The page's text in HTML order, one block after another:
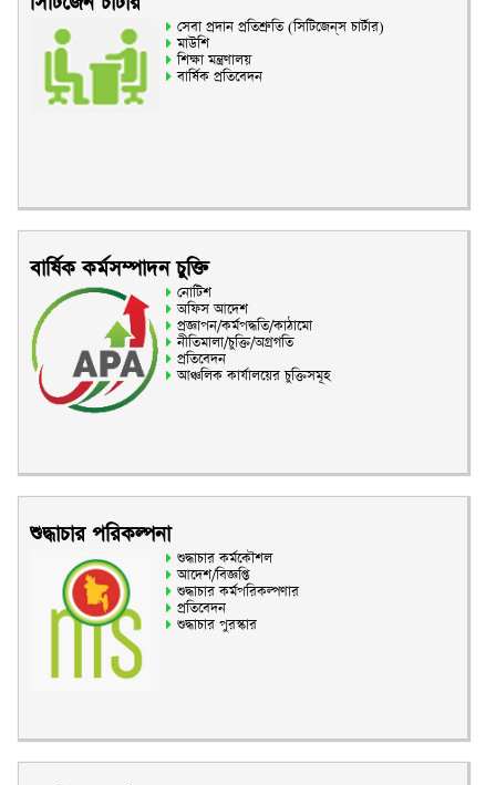
সেবা প্রদান প্রতিশ্রুতি (সিটিজেন্‌স চার্টার)
মাউশি
শিক্ষা মন্ত্রণালয়
বার্ষিক প্রতিবেদন
বার্ষিক কর্মসম্পাদন চুক্তি
নোটিশ
অফিস আদেশ
প্রজ্ঞাপন/কর্মপদ্ধতি/কাঠামো
নীতিমালা/চুক্তি/অগ্রগতি
প্রতিবেদন
আঞ্চলিক কার্যালয়ের চুক্তিসমূহ
শুদ্ধাচার পরিকল্পনা
শুদ্ধাচার কর্মকৌশল
আদেশ/বিজ্ঞপ্তি
শুদ্ধাচার কর্মপরিকল্পণার
প্রতিবেদন
শুদ্ধাচার পুরস্কার